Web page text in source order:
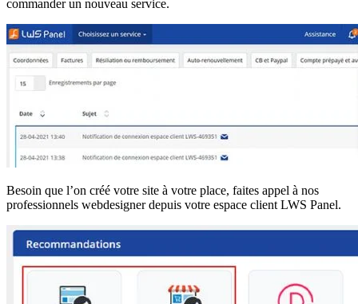
commander un nouveau service.
Besoin que l’on créé votre site à votre place, faites appel à nos
professionnels webdesigner depuis votre espace client LWS Panel.